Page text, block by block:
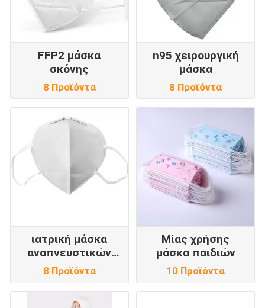
FFP2 μάσκα
σκόνης
8 Προϊόντα
n95 χειρουργική
μάσκα
8 Προϊόντα
ιατρική μάσκα
αναπνευστικών
συσκευών
8 Προϊόντα
Μίας χρήσης
μάσκα παιδιών
10 Προϊόντα